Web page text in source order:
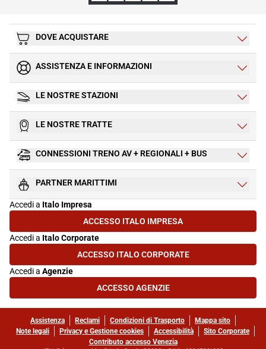
DOVE ACQUISTARE
ASSISTENZA E INFORMAZIONI
LE NOSTRE STAZIONI
LE NOSTRE TRATTE
CONNESSIONI TRENO AV + REGIONALI + BUS
PARTNER MARITTIMI
Accedi a Italo Impresa
ACCESSO ITALO IMPRESA(SI APRE IN UNA NUOVA SCHEDA)
Accedi a Italo Corporate
ACCESSO ITALO CORPORATE(SI APRE IN UNA NUOVA SCHEDA)
Accedi a Agenzie
ACCESSO AGENZIE(SI APRE IN UNA NUOVA SCHEDA)
Assistenza Reclami Condizioni di Trasporto
Mappa sito
Note legali
Privacy e Gestione cookies Accessibilità
Sito Corporate
Contributo accesso Venezia